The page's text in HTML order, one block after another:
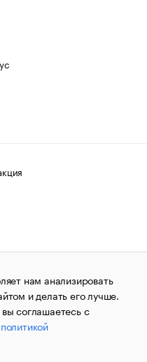
авторских прав
1995–2026.Сообщения
«РБК»
по надзору в сфере
и массовых
за номером ИА
«РБК». Отдельные
нам анализировать
и делать его лучше.
соглашаетесь с
политикой